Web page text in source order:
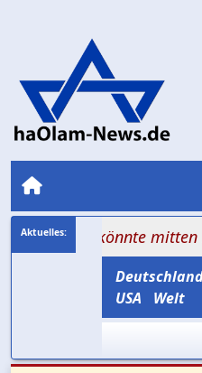
könnte mitten in Israel
USA
Welt